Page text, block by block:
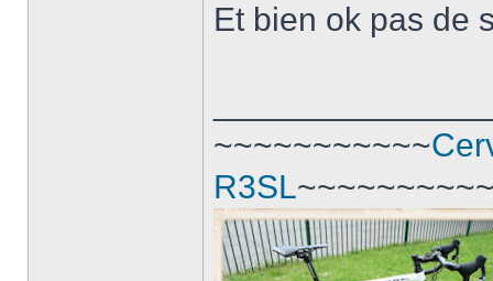
Et bien ok pas de
~~~~~~~~~~~
R3SL